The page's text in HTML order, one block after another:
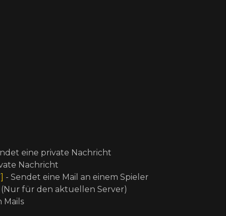
eine private Nachricht
Nachricht
] - Sendet eine Mail an einem Spieler
(Nur für den aktuellen Server)
Mails